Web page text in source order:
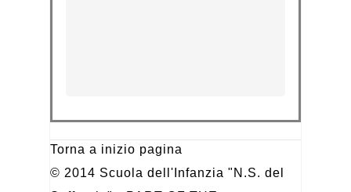
Torna a inizio pagina
© 2014 Scuola dell'Infanzia "N.S. del